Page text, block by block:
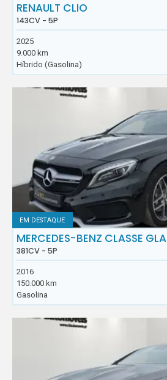
RENAULT CLIO
143CV - 5P
2025
9.000 km
Híbrido (Gasolina)
EM DESTAQUE
MERCEDES-BENZ CLASSE GLA
381CV - 5P
2016
150.000 km
Gasolina